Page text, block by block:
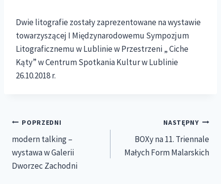
Dwie litografie zostały zaprezentowane na wystawie
towarzyszącej I Międzynarodowemu Sympozjum
Litograficznemu w Lublinie w Przestrzeni „ Ciche
Kąty” w Centrum Spotkania Kultur w Lublinie
26.10.2018 r.
Nawigacja
wpisu
POPRZEDNI
modern talking –
wystawa w Galerii
Dworzec Zachodni
NASTĘPNY
BOXy na 11. Triennale
Małych Form Malarskich